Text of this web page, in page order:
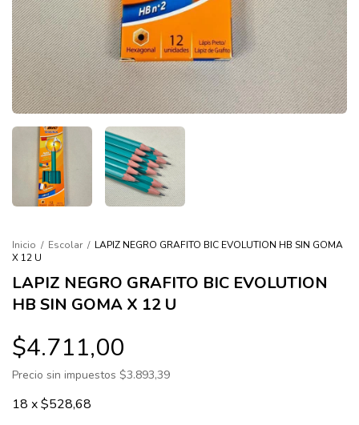
Inicio / Escolar / LAPIZ NEGRO GRAFITO BIC EVOLUTION HB SIN GOMA
X 12 U
LAPIZ NEGRO GRAFITO BIC EVOLUTION
HB SIN GOMA X 12 U
$4.711,00
Precio sin impuestos $3.893,39
18 x$528,68